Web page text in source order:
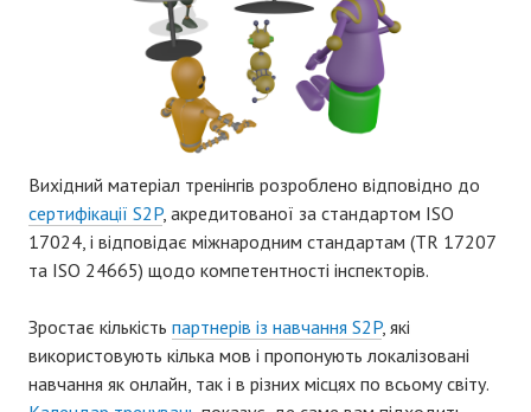
Вихідний матеріал тренінгів розроблено відповідно до
сертифікації S2P, акредитованої за стандартом ISO
17024, і відповідає міжнародним стандартам (TR 17207
та ISO 24665) щодо компетентності інспекторів.
Зростає кількість партнерів із навчання S2P, які
використовують кілька мов і пропонують локалізовані
навчання як онлайн, так і в різних місцях по всьому світу.